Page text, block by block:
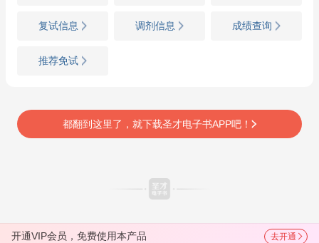
复试信息 调剂信息 成绩查询
推荐免试
都翻到这里了，就下载圣才电子书APP吧！
开通VIP会员，免费使用本产品 去开通